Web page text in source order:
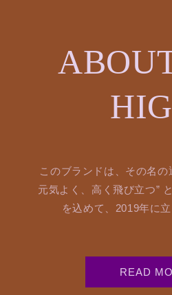
このブランドは、その名の
元気よく、高く飛び立つ”
を込めて、2019年に立
READ